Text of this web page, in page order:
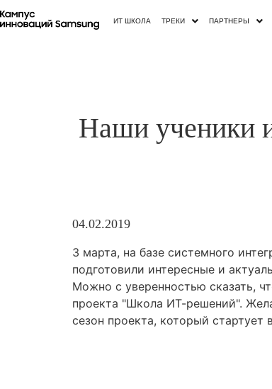
ИТ ШКОЛА ТРЕКИ ПАРТНЕРЫ
Наши ученики
04.02.2019
3 марта, на базе системного
подготовили интересные и
Можно с уверенностью сказать,
проекта "Школа ИТ-решений".
сезон проекта, который стартует